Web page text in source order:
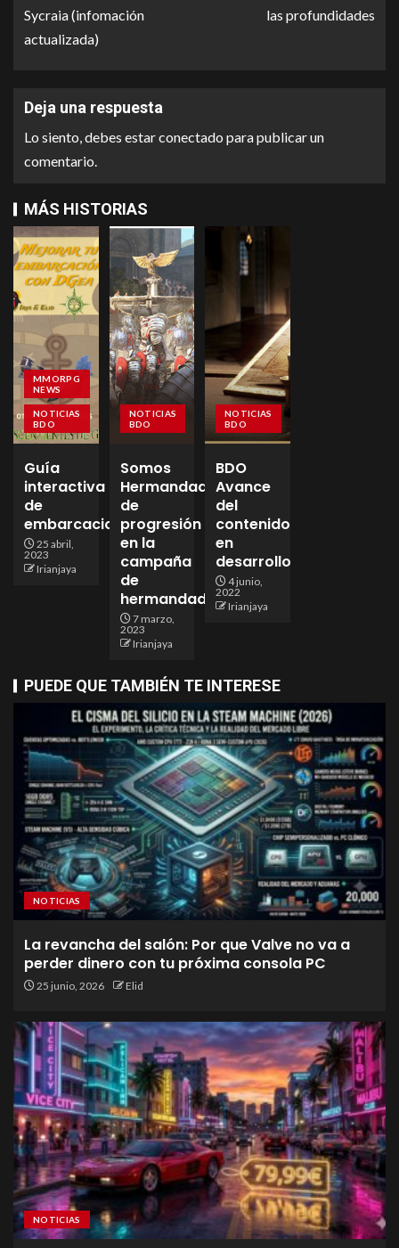
Sycraia (infomación
actualizada)
las profundidades
Deja una respuesta
Lo siento, debes estarconectado para publicar un
comentario.
MÁS HISTORIAS
MMORPG
NEWS
NOTICIAS
BDO
Guía
interactiva
de
embarcaciones
25 abril,
2023
Irianjaya
NOTICIAS
BDO
Somos
Hermandad
de
progresión
en la
campaña
de
hermandades!
7 marzo,
2023
Irianjaya
NOTICIAS
BDO
BDO
Avance
del
contenido
en
desarrollo
4 junio,
2022
Irianjaya
PUEDE QUE TAMBIÉN TE INTERESE
NOTICIAS
La revancha del salón: Por que Valve no va a
perder dinero con tu próxima consola PC
25 junio, 2026 Elid
NOTICIAS